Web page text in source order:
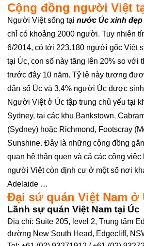
Cộng đồng người Việt
Người Việt sống tại nước Úc xinh đẹp
chỉ có khoảng 2000 người. Tuy nhiên
6/2014, có tới 223.180 người gốc Việt
tại Úc, con số này tăng lên 20% so với
trước đây 10 năm. Tỷ lệ này tương
dân số Úc và 3,4% người Úc được
Người Việt ở Úc tập trung chủ yếu tại
Sydney, tại các khu Bankstown,
(Sydney) hoặc Richmond, Footscray
Sunshine. Đây là những cộng đồng
quan hệ thân quen và cả các công việc
người Việt còn định cư ở một số nơi
Adelaide …
Đại sứ quán Việt Nam ở
Lãnh sự quán Việt Nam tại Úc
Địa chỉ: Suite 205, level 2, Trung tâm
đường New South Head, Edgecliff,